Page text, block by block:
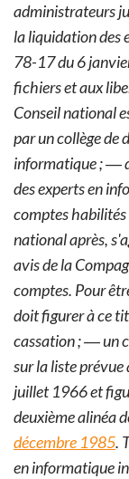
administrateurs
la liquidation des
78-17 du 6
fichiers et aux
Conseil national
par un collège de
informatique ;―
des experts en
comptes habilités
national après,
avis de la
comptes. Pour
doit figurer à ce
cassation ;― un
sur la liste prévue
juillet 1966 et
deuxième alinéa
décembre 1985.
en informatique